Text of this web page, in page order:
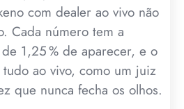
com dealer ao vivo não
Cada número tem a
1,25 % de aparecer, e o
ao vivo, como um juiz
que nunca fecha os olhos.